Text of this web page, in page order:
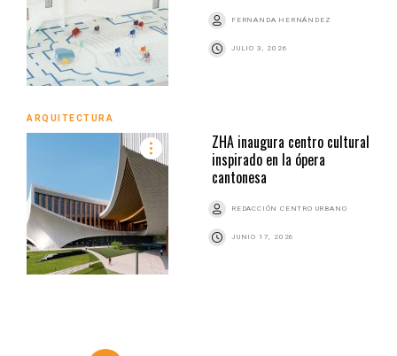
FERNANDA HERNÁNDEZ
JULIO 3, 2026
ARQUITECTURA
ZHA inaugura centro cultural
inspirado en la ópera
cantonesa
REDACCIÓN CENTRO URBANO
JUNIO 17, 2026